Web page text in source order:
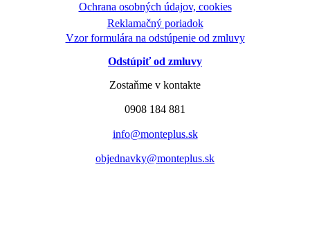
Ochrana osobných údajov, cookies
Reklamačný poriadok
Vzor formulára na odstúpenie od zmluvy
Odstúpiť od zmluvy
Zostaňme v kontakte
0908 184 881
info@monteplus.sk
objednavky@monteplus.sk